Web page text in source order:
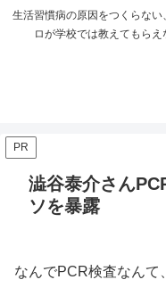
生活習慣病の原因をつくらな
ロが学校では教えてもらえ
PR
澁谷泰介さん
ソを暴露
なんでPCR検査なんて